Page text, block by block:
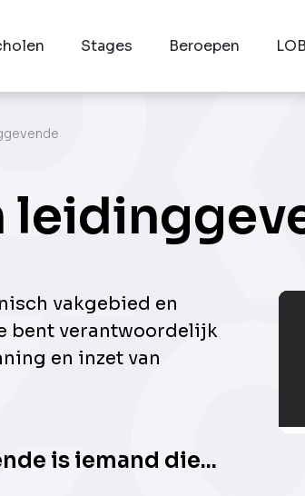
Stages Beroepen
vakgebied en
bent verantwoordelijk
en inzet van
is iemand die...